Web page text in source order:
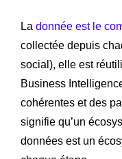
La donnée est le
collectée depuis
social), elle est
Business
cohérentes et des
signifie qu’un
données est un